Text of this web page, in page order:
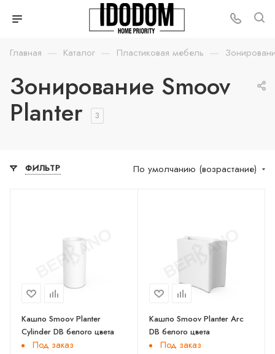
Главная — Каталог — Пластиковая мебель —
Зонирование Smoov
Planter 3
ФИЛЬТР По умолчанию (возрастание)
Кашпо Smoov Planter
Cylinder DB белого цвета
Под заказ
Кашпо Smoov Planter Arc
DB белого цвета
Под заказ